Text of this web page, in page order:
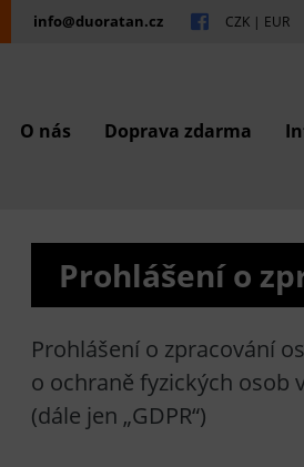
info@duoratan.cz CZK | EUR
O nás Doprava zdarma
Prohlášení o
Prohlášení o zpracování
o ochraně fyzických osob
(dále jen „GDPR“)